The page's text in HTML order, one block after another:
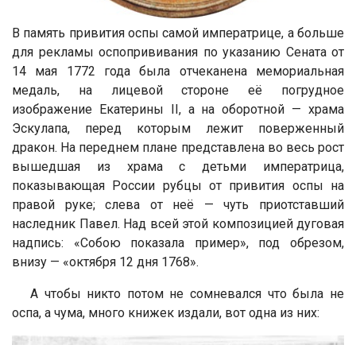
В память привития оспы самой императрице, а больше
для рекламы оспопрививания по указанию Сената от
14 мая 1772 года была отчеканена мемориальная
медаль, на лицевой стороне её погрудное
изображение Екатерины II, а на оборотной — храма
Эскулапа, перед которым лежит поверженный
дракон. На переднем плане представлена во весь рост
вышедшая из храма с детьми императрица,
показывающая России рубцы от привития оспы на
правой руке; слева от неё — чуть приотставший
наследник Павел. Над всей этой композицией дуговая
надпись: «Собою показала пример», под обрезом,
внизу — «октября 12 дня 1768».
А чтобы никто потом не сомневался что была не
оспа, а чума, много книжек издали, вот одна из них: